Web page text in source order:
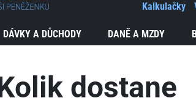
DÁVKY A DŮCHODY DANĚ A MZDY
Kalkulačky
dostane